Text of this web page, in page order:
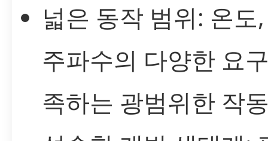
넓은 동작 범위: 온도
주파수의 다양한 요
족하는 광범위한 작